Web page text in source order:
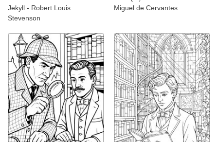
Jekyll - Robert Louis
Stevenson
Miguel de Cervantes